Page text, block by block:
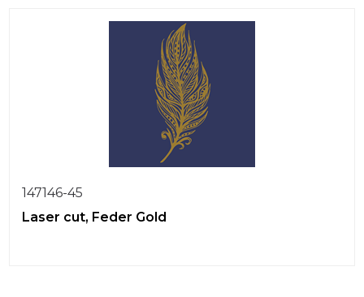
147146-45
Laser cut, Feder Gold